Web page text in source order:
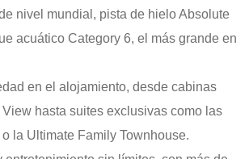
nivel mundial, pista de hielo Absolute
acuático Category 6, el más grande en
en el alojamiento, desde cabinas
hasta suites exclusivas como las
la Ultimate Family Townhouse.